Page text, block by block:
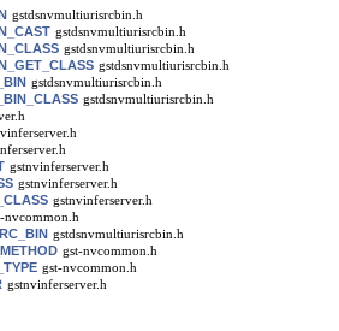
gstdsnvmultiurisrcbin.h
gstdsnvmultiurisrcbin.h
gstdsnvmultiurisrcbin.h
gstdsnvmultiurisrcbin.h
gstdsnvmultiurisrcbin.h
gstdsnvmultiurisrcbin.h
gstnvinferserver.h
gstnvinferserver.h
gstnvinferserver.h
nvcommon.h
gstdsnvmultiurisrcbin.h
gst-nvcommon.h
gst-nvcommon.h
gstnvinferserver.h